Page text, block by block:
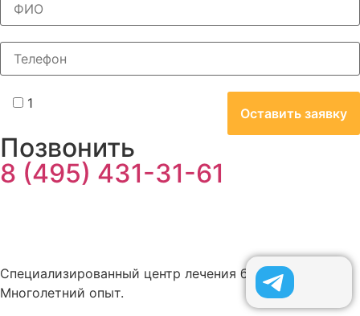
1
Позвонить
8 (495) 431-31-61
Специализированный центр лечения базалиомы.
Многолетний опыт.